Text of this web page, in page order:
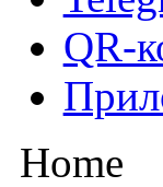
QR-
Home